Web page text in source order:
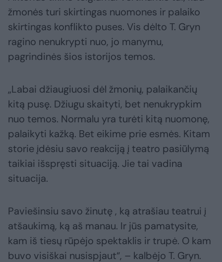
žmonės turi skirtingas nuomones ir palaiko
skirtingas konflikto puses. Vis dėlto T. Gryn
ragino nenukrypti nuo, jo manymu,
pagrindinės šios istorijos temos.
„Labai džiaugiuosi dėl žmonių, palaikančių
kitą pusę. Džiugu skaityti, bet nenukrypkim
nuo temos. Normalu yra turėti kitą nuomonę,
palaikyti kažką. Bet eikime prie esmės. Kitam
storie įdėsiu savo reakciją į teatro pasiūlymą
taikiai išspręsti situaciją. Jie tai vadina
situacija.
Paviešinsiu savo žinutę , ką atrašiau teatrui į
atšaukimą, ką aš manau. Ir jūs pamatysite,
kam iš tiesų rūpėjo spektaklis ir trupė. O kam
buvo visiškai nusispjaut“, – kalbėjo T. Gryn.